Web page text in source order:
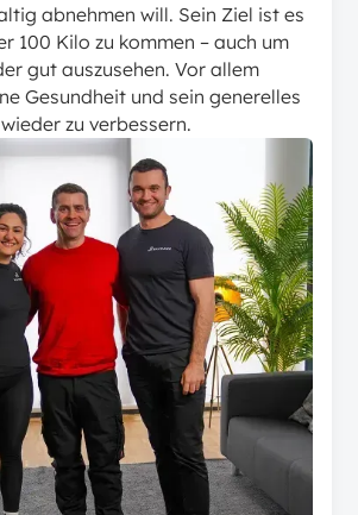
abnehmen will. Sein Ziel ist es
100 Kilo zu kommen – auch um
gut auszusehen. Vor allem
Gesundheit und sein generelles
zu verbessern.